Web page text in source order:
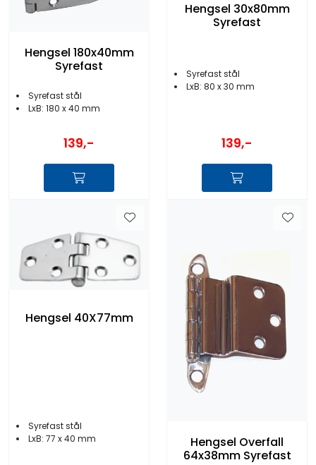
Hengsel 180x40mm
Syrefast
Syrefast stål
LxB: 180 x 40 mm
139,-
Hengsel 30x80mm
Syrefast
Syrefast stål
LxB: 80 x 30 mm
139,-
Hengsel 40X77mm
Syrefast stål
LxB: 77 x 40 mm
Hengsel Overfall
64x38mm Syrefast